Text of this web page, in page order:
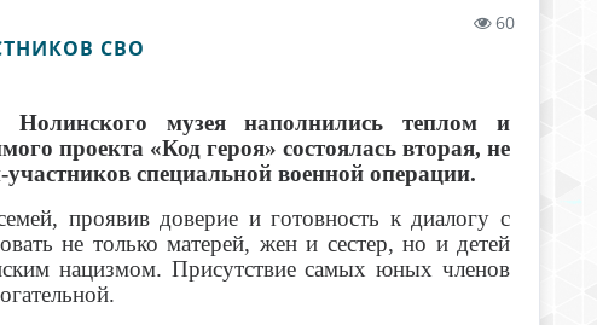
60
СВО
музея наполнились теплом и
проекта «Код героя» состоялась вторая, не
специальной военной операции.
проявив доверие и готовность к диалогу с
не только матерей, жен и сестер, но и детей
нацизмом. Присутствие самых юных членов